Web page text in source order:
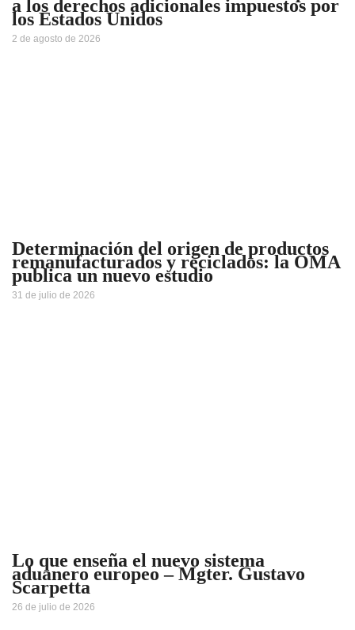
a los derechos adicionales impuestos por
los Estados Unidos
2 de agosto de 2026
Determinación del origen de productos
remanufacturados y reciclados: la OMA
publica un nuevo estudio
31 de julio de 2026
Lo que enseña el nuevo sistema
aduanero europeo – Mgter. Gustavo
Scarpetta
26 de julio de 2026